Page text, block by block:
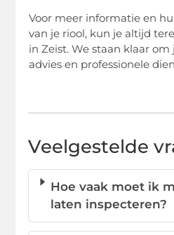
Voor meer informatie en
van je riool, kun je altijd
in Zeist. We staan klaar
advies en professionele
Veelgestelde
Hoe vaak moet ik
laten inspecteren?